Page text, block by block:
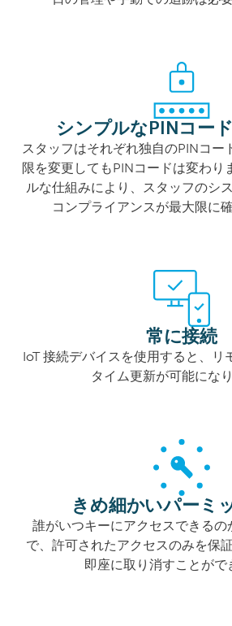
シンプルなPINコー
スタッフはそれぞれ独自のPINコー
限を変更してもPINコードは変わり
ルな仕組みにより、スタッフのシ
コンプライアンスが最大限に
常に接続
IoT 接続デバイスを使用すると、リ
タイム更新が可能になり
きめ細かいパーミ
誰がいつキーにアクセスできるの
で、許可されたアクセスのみを保
即座に取り消すことがで